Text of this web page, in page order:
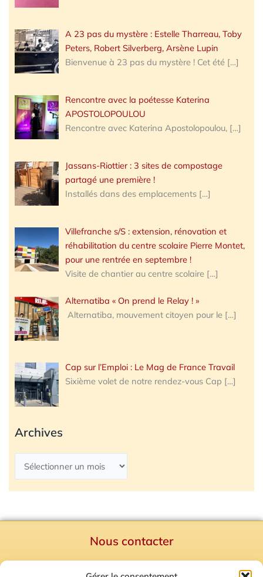
A 23 pas du mystère : Estelle Tharreau, Toby
Peters, Robert Silverberg, Arsène Lupin
Bienvenue à 23 pas du mystère ! Cet été […]
Rencontre avec la poétesse Katerina
APOSTOLOPOULOU
Rencontre avec Katerina Apostolopoulou, […]
Jassans-Riottier : 3 sites de compostage
partagé une première !
Installés dans des emplacements […]
Villefranche s/S : extension, rénovation et
réhabilitation du centre scolaire Pierre Montet,
pour une rentrée en septembre !
Visite de chantier au centre scolaire […]
Alternatiba « On prend le Relay ! »
Alternatiba, mouvement citoyen pour le […]
Cap sur l’Emploi : Le Mag de France Travail
Sixième volet de notre rendez-vous Cap […]
Archives
Nous contacter